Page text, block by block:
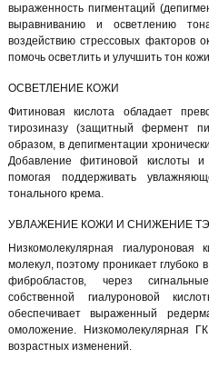
выраженность пигментаций
выравниванию и осветлению
воздействию стрессовых
помочь осветлить и улучшить тон
ОСВЕТЛЕНИЕ КОЖИ
Фитиновая кислота обладает
тирозиназу (защитный фермент
образом, в депигментации
Добавление фитиновой кислоты
помогая поддерживать
тонального крема.
УВЛАЖЕНИЕ КОЖИ И СНИЖЕНИЕ
Низкомолекулярная
молекул, поэтому проникает глубоко
фибробластов, через
собственной гиалуроновой
обеспечивает выраженный
омоложение. Низкомолекулярная
возрастных изменений.